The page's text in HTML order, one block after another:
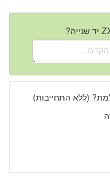
(ללא התחייבות)